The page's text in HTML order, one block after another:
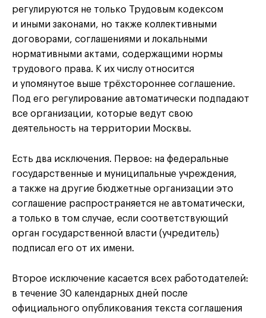
регулируются не только Трудовым кодексом
и иными законами, но также коллективными
договорами, соглашениями и локальными
нормативными актами, содержащими нормы
трудового права. К их числу относится
и упомянутое выше трёхстороннее соглашение.
Под его регулирование автоматически подпадают
все организации, которые ведут свою
деятельность на территории Москвы.
Есть два исключения. Первое: на федеральные
государственные и муниципальные учреждения,
а также на другие бюджетные организации это
соглашение распространяется не автоматически,
а только в том случае, если соответствующий
орган государственной власти (учредитель)
подписал его от их имени.
Второе исключение касается всех работодателей:
в течение 30 календарных дней после
официального опубликования текста соглашения